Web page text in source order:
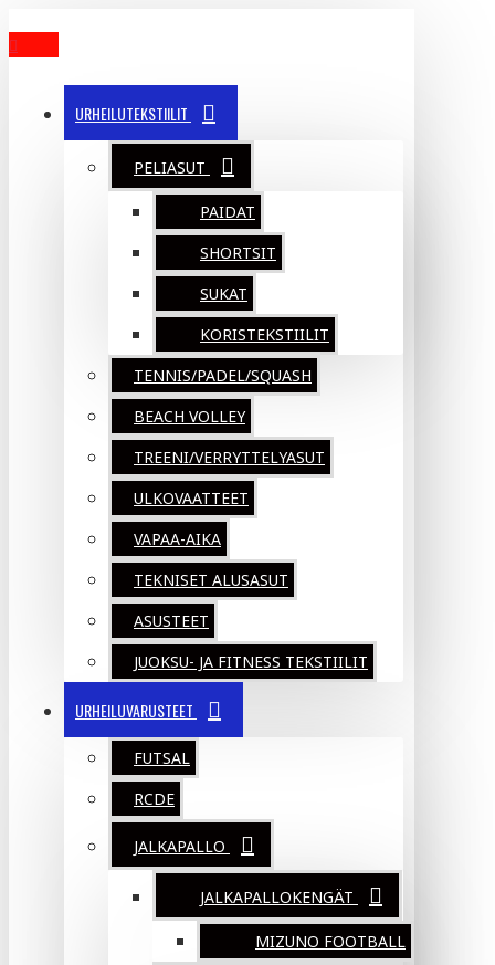
URHEILUTEKSTIILIT
PELIASUT
PAIDAT
SHORTSIT
SUKAT
KORISTEKSTIILIT
TENNIS/PADEL/SQUASH
BEACH VOLLEY
TREENI/VERRYTTELYASUT
ULKOVAATTEET
VAPAA-AIKA
TEKNISET ALUSASUT
ASUSTEET
JUOKSU- JA FITNESS TEKSTIILIT
URHEILUVARUSTEET
FUTSAL
RCDE
JALKAPALLO
JALKAPALLOKENGÄT
MIZUNO FOOTBALL